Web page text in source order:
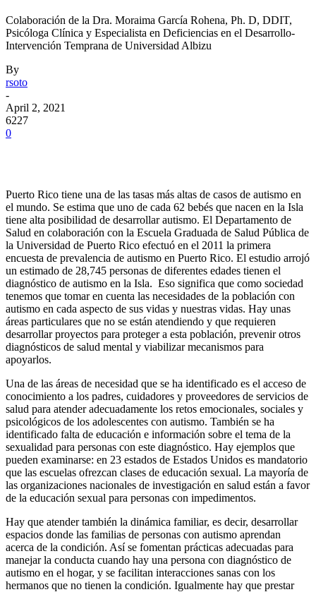
Colaboración de la Dra. Moraima García Rohena, Ph. D, DDIT,
Psicóloga Clínica y Especialista en Deficiencias en el Desarrollo-
Intervención Temprana de Universidad Albizu
By
rsoto
-
April 2, 2021
6227
0
Puerto Rico tiene una de las tasas más altas de casos de autismo en
el mundo. Se estima que uno de cada 62 bebés que nacen en la Isla
tiene alta posibilidad de desarrollar autismo. El Departamento de
Salud en colaboración con la Escuela Graduada de Salud Pública de
la Universidad de Puerto Rico efectuó en el 2011 la primera
encuesta de prevalencia de autismo en Puerto Rico. El estudio arrojó
un estimado de 28,745 personas de diferentes edades tienen el
diagnóstico de autismo en la Isla. Eso significa que como sociedad
tenemos que tomar en cuenta las necesidades de la población con
autismo en cada aspecto de sus vidas y nuestras vidas. Hay unas
áreas particulares que no se están atendiendo y que requieren
desarrollar proyectos para proteger a esta población, prevenir otros
diagnósticos de salud mental y viabilizar mecanismos para
apoyarlos.
Una de las áreas de necesidad que se ha identificado es el acceso de
conocimiento a los padres, cuidadores y proveedores de servicios de
salud para atender adecuadamente los retos emocionales, sociales y
psicológicos de los adolescentes con autismo. También se ha
identificado falta de educación e información sobre el tema de la
sexualidad para personas con este diagnóstico. Hay ejemplos que
pueden examinarse: en 23 estados de Estados Unidos es mandatorio
que las escuelas ofrezcan clases de educación sexual. La mayoría de
las organizaciones nacionales de investigación en salud están a favor
de la educación sexual para personas con impedimentos.
Hay que atender también la dinámica familiar, es decir, desarrollar
espacios donde las familias de personas con autismo aprendan
acerca de la condición. Así se fomentan prácticas adecuadas para
manejar la conducta cuando hay una persona con diagnóstico de
autismo en el hogar, y se facilitan interacciones sanas con los
hermanos que no tienen la condición. Igualmente hay que prestar